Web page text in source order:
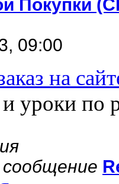
Покупки
09:00
на
уроки по